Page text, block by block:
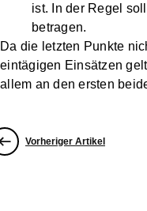
ist. In der Regel
betragen.
Da die letzten Punkte
eintägigen Einsätzen
allem an den ersten
Vorheriger Artikel